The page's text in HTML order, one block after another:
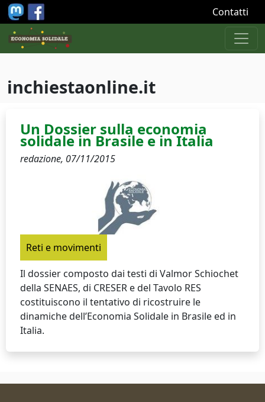
Salta al contenuto principale Contatti
inchiestaonline.it
Un Dossier sulla economia
solidale in Brasile e in Italia
redazione, 07/11/2015
Reti e movimenti
Il dossier composto dai testi di Valmor Schiochet
della SENAES, di CRESER e del Tavolo RES
costituiscono il tentativo di ricostruire le
dinamiche dell’Economia Solidale in Brasile ed in
Italia.